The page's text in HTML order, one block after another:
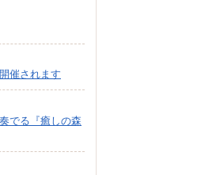
なの
周年記念
催されます
でる『癒しの森